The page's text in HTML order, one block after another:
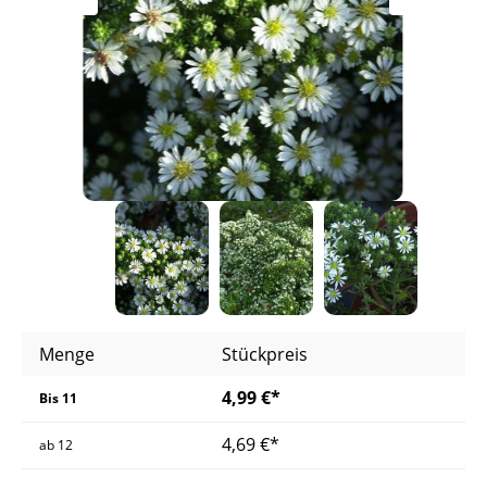
Menge Stückpreis
Bis 11 4,99 €*
ab 12 4,69 €*